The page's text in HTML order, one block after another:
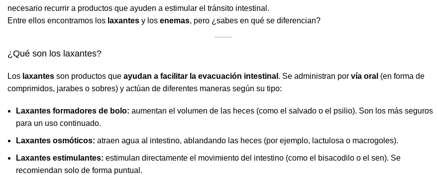
necesario recurrir a productos que ayuden a estimular el tránsito intestinal.
Entre ellos encontramos los laxantes y los enemas, pero ¿sabes en qué se diferencian?
¿Qué son los laxantes?
Los laxantes son productos que ayudan a facilitar la evacuación intestinal . Se administran por vía oral (en forma de
comprimidos, jarabes o sobres) y actúan de diferentes maneras según su tipo:
Laxantes formadores de bolo: aumentan el volumen de las heces (como el salvado o el psilio). Son los más seguros
para un uso continuado.
Laxantes osmóticos: atraen agua al intestino, ablandando las heces (por ejemplo, lactulosa o macrogoles).
Laxantes estimulantes: estimulan directamente el movimiento del intestino (como el bisacodilo o el sen). Se
recomiendan solo de forma puntual.